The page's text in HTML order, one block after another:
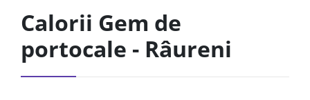
Calorii Gem de
portocale - Râureni